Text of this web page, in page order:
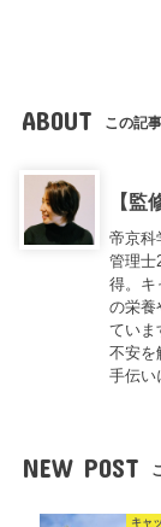
ABOUT この記
【監
帝京科
管理士
得。キ
の栄養
ていま
不安を
手伝い
NEW POST
キャ